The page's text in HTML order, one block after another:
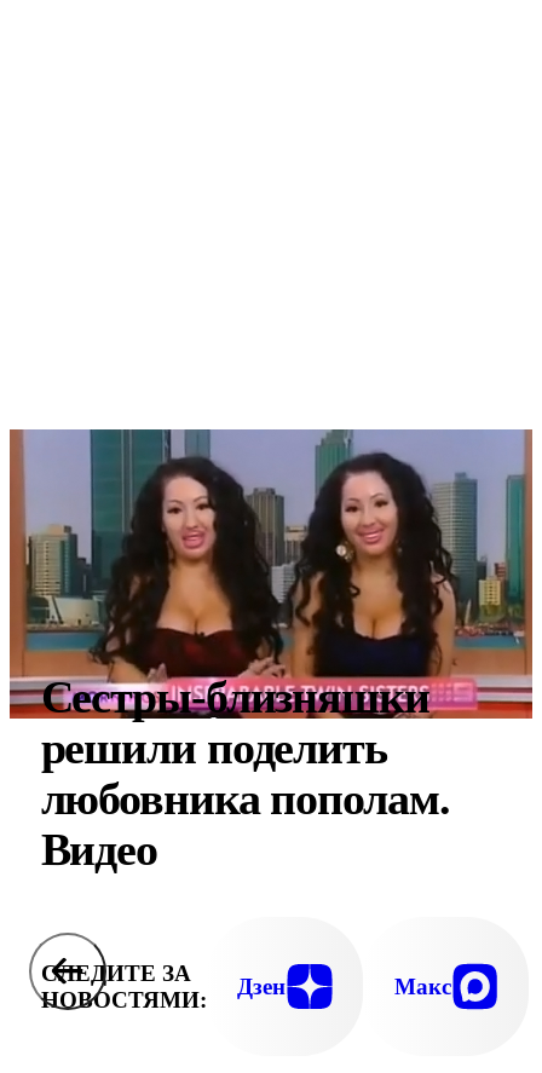
Сестры-близняшки
решили поделить
любовника пополам.
Видео
СЛЕДИТЕ ЗА
НОВОСТЯМИ:
Дзен Макс